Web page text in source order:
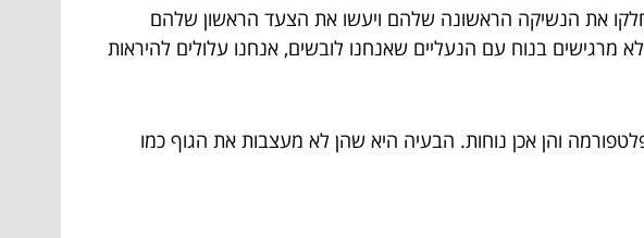
יחלקו את הנשיקה הראשונה שלהם ויעשו את הצעד הראשון שלהם
בנוח עם הנעליים שאנחנו לובשים, אנחנו עלולים להיראות
והן אכן נוחות. הבעיה היא שהן לא מעצבות את הגוף כמו